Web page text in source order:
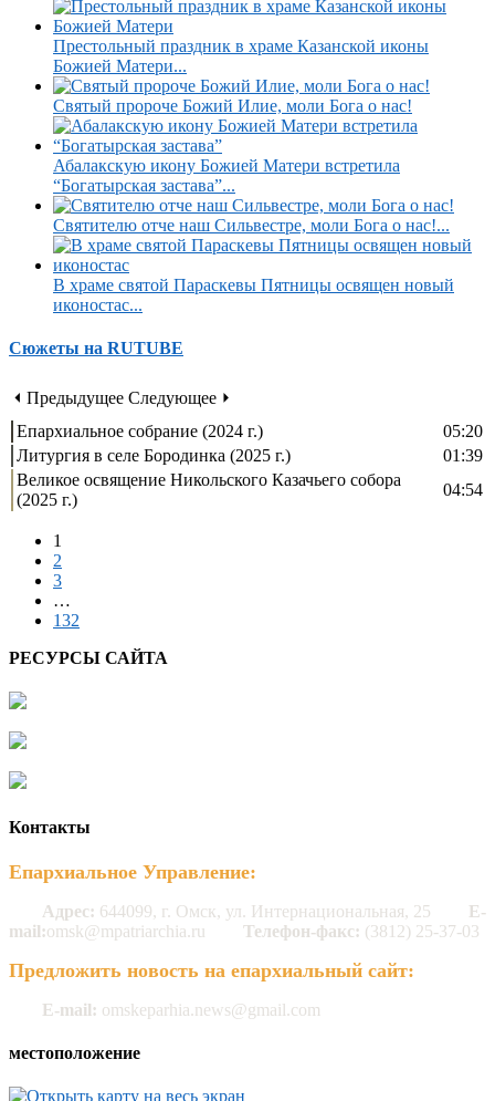
Престольный праздник в храме Казанской иконы
Божией Матери...
Святый пророче Божий Илие, моли Бога о нас!
Абалакскую икону Божией Матери встретила
“Богатырская застава”...
Святителю отче наш Сильвестре, моли Бога о нас!...
В храме святой Параскевы Пятницы освящен новый
иконостас...
Сюжеты на RUTUBE
⏴ Предыдущее Следующее ⏵
Епархиальное собрание (2024 г.)
05:20
Литургия в селе Бородинка (2025 г.)
01:39
Великое освящение Никольского Казачьего собора
(2025 г.)
04:54
1
2
3
…
132
РЕСУРСЫ САЙТА
Контакты
Епархиальное Управление:
Адрес: 644099, г. Омск, ул. Интернациональная, 25
E-
mail:omsk@mpatriarchia.ru Телефон-факс: (3812) 25-37-03
Предложить новость на епархиальный сайт:
E-mail: omskeparhia.news@gmail.com
местоположение